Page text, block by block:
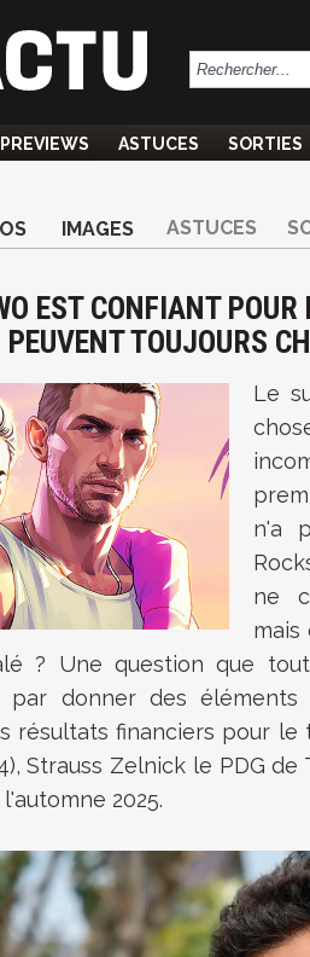
PREVIEWS ASTUCES SORTIES
IMAGES ASTUCES
EST CONFIANT
TOUJOURS
Le
n'a
ne
mais
? Une question que
par donner des
résultats financiers pour
Strauss Zelnick le PDG
2025.